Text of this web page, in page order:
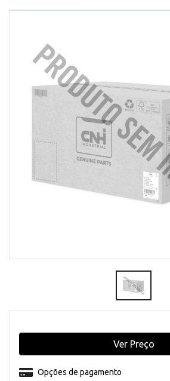
Opções de pagamento
Ver Preço